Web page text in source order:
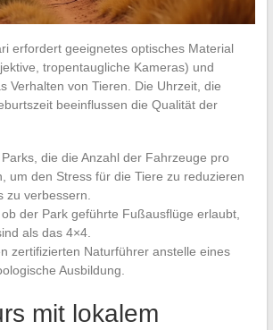
erfordert geeignetes optisches Material
tropentaugliche Kameras) und
Verhalten von Tieren. Die Uhrzeit, die
beeinflussen die Qualität der
die die Anzahl der Fahrzeuge pro
um den Stress für die Tiere zu reduzieren
zu verbessern.
der Park geführte Fußausflüge erlaubt,
als das 4×4.
zertifizierten Naturführer anstelle eines
Ausbildung.
mit lokalem